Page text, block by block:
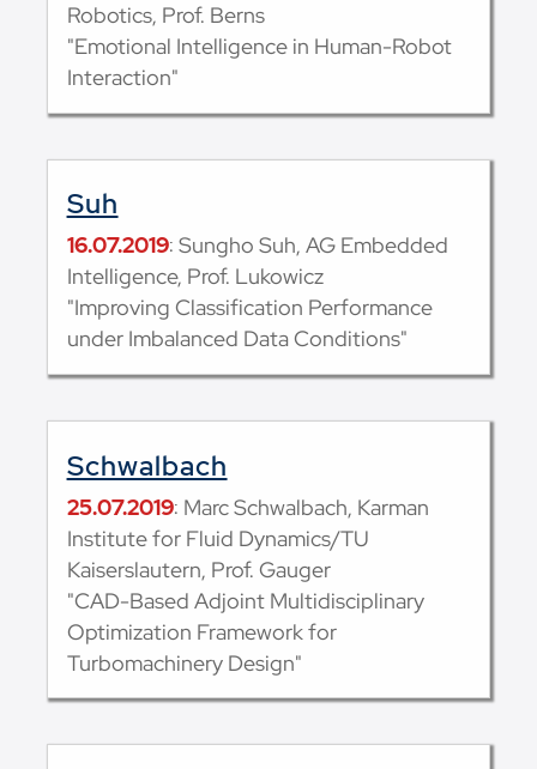
Robotics, Prof. Berns
"Emotional Intelligence in Human-Robot
Interaction"
Suh
16.07.2019: Sungho Suh, AG Embedded
Intelligence, Prof. Lukowicz
"Improving Classification Performance
under Imbalanced Data Conditions"
Schwalbach
25.07.2019: Marc Schwalbach, Karman
Institute for Fluid Dynamics/TU
Kaiserslautern, Prof. Gauger
"CAD-Based Adjoint Multidisciplinary
Optimization Framework for
Turbomachinery Design"